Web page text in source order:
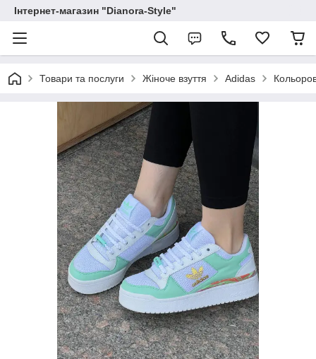
Інтернет-магазин "Dianora-Style"
Товари та послуги Жіноче взуття Adidas